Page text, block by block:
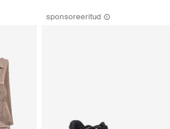
sponsoreeritud